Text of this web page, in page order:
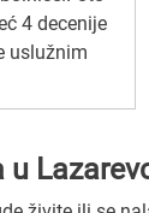
4 decenije
uslužnim
u